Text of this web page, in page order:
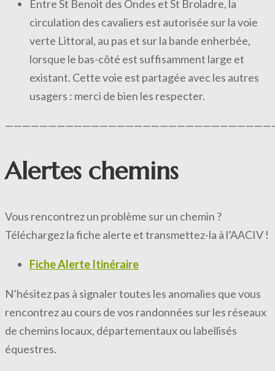
Entre St Benoit des Ondes et St Broladre, la
circulation des cavaliers est autorisée sur la voie
verte Littoral, au pas et sur la bande enherbée,
lorsque le bas-côté est suffisamment large et
existant. Cette voie est partagée avec les autres
usagers : merci de bien les respecter.
Alertes chemins
Vous rencontrez un problème sur un chemin ?
Téléchargez la fiche alerte et transmettez-la à l’AACIV !
Fiche Alerte Itinéraire
N’hésitez pas à signaler toutes les anomalies que vous
rencontrez au cours de vos randonnées sur les réseaux
de chemins locaux, départementaux ou labellisés
équestres.